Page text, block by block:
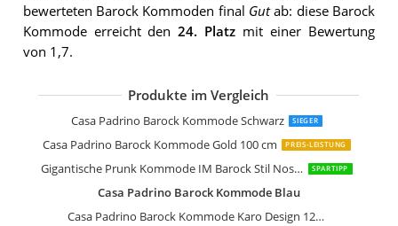
bewerteten Barock Kommoden final Gutab: diese Barock
Kommode erreicht den24. Platz mit einer Bewertung
von 1,7.
Produkte im Vergleich
Casa Padrino Barock Kommode Schwarz SIEGER
Casa Padrino Barock Kommode Gold 100 cm PREIS-LEISTUNG
Gigantische Prunk Kommode IM Barock Stil Nostalgie PUR Palazzo Exklusiv SPARTIPP
Casa Padrino Barock Kommode Blau
Casa Padrino Barock Kommode Karo Design 124 cm Antik Look
Casa Padrino Barock Kommode
Casa Padrino Barock Kommode Gold
Casa Padrino Barock Kommode in
Casa Padrino Barock Kommode
Casa Padrino Barock Kommode
Casa Padrino Barock Kommode
Casa Padrino Barock Kommode
Casa Padrino Barock Kommode Silber
Casa Padrino Barock Kommode Gold
Casa Padrino Barock Kommode Weiß
Casa Padrino Barock Kommode
Casa Padrino Barock Kommode Weiß
Casa Padrino Barock Kommoden
Casa Padrino Barock Kommode
Casa Padrino Barock Kommode
Casa Padrino Barock Kommode